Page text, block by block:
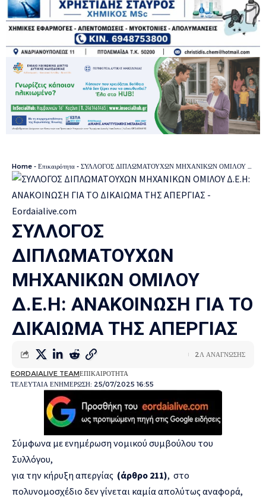
Home - Επικαιρότητα - ΣΥΛΛΟΓΟΣ ΔΙΠΛΩΜΑΤΟΥΧΩΝ ΜΗΧΑΝΙΚΩΝ ΟΜΙΛΟΥ Δ.Ε.Η: ΑΝΑΚΟΙΝΩΣΗ ΓΙΑ ΤΟ ΔΙΚΑΙΩΜΑ ΤΗΣ ΑΠΕΡΓΙΑΣ
ΣΥΛΛΟΓΟΣ
ΔΙΠΛΩΜΑΤΟΥΧΩΝ
ΜΗΧΑΝΙΚΩΝ ΟΜΙΛΟΥ
Δ.Ε.Η: ΑΝΑΚΟΙΝΩΣΗ ΓΙΑ ΤΟ
ΔΙΚΑΙΩΜΑ ΤΗΣ ΑΠΕΡΓΙΑΣ
ΤΕΛΕΥΤΑΙΑ ΕΝΗΜΕΡΩΣΗ: 25/07/2025 16:55
EORDAIALIVE TEAMΕΠΙΚΑΙΡΟΤΗΤΑ
2Λ ΑΝΑΓΝΩΣΗΣ
Σύμφωνα με ενημέρωση νομικού συμβούλου του
Συλλόγου,
για την κήρυξη απεργίας (άρθρο 211), στο
πολυνομοσχέδιο δεν γίνεται καμία απολύτως αναφορά,